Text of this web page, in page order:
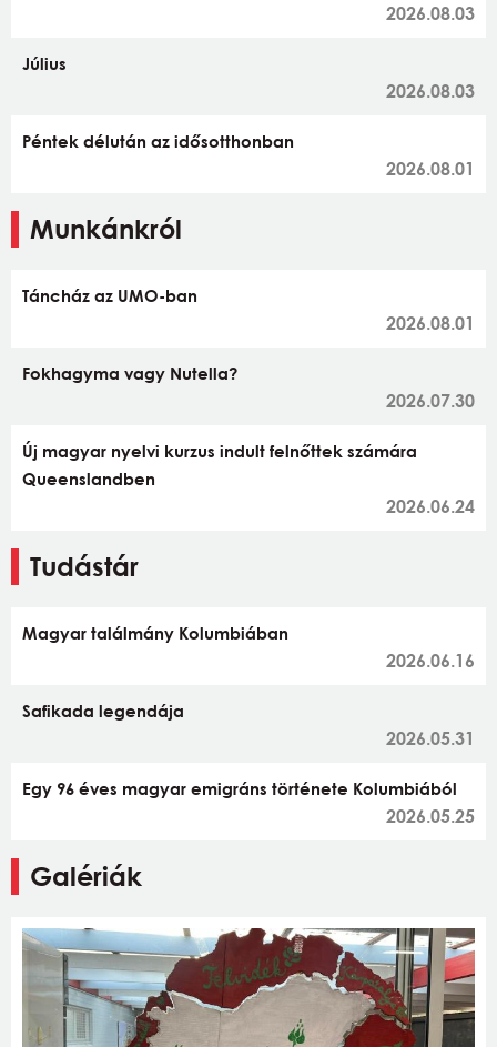
2026.08.03
Július
2026.08.03
Péntek délután az idősotthonban
2026.08.01
Munkánkról
Táncház az UMO-ban
2026.08.01
Fokhagyma vagy Nutella?
2026.07.30
Új magyar nyelvi kurzus indult felnőttek számára
Queenslandben
2026.06.24
Tudástár
Magyar találmány Kolumbiában
2026.06.16
Safikada legendája
2026.05.31
Egy 96 éves magyar emigráns története Kolumbiából
2026.05.25
Galériák